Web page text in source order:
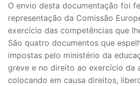
Contactos
O envio desta documentação foi
representação da Comissão
exercício das competências que
São quatro documentos que
impostas pelo ministério da
greve e no direito ao exercício da
colocando em causa direitos,